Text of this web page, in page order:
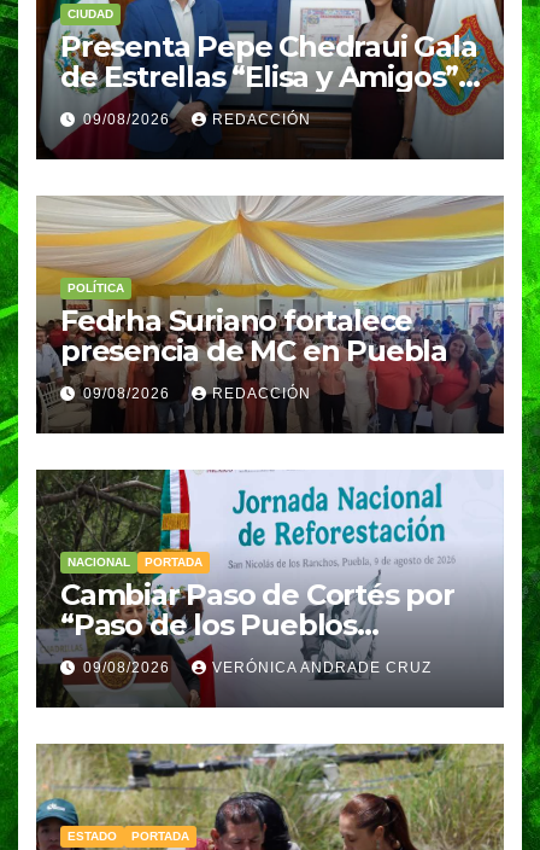
CIUDAD
Presenta Pepe Chedraui Gala
de Estrellas “Elisa y Amigos”
para fortalecer el acceso a la
cultura en Puebla capital
09/08/2026 REDACCIÓN
POLÍTICA
Fedrha Suriano fortalece
presencia de MC en Puebla
09/08/2026 REDACCIÓN
NACIONAL PORTADA
Cambiar Paso de Cortés por
“Paso de los Pueblos
Indígenas” plantea
Sheinbaum
09/08/2026 VERÓNICA ANDRADE CRUZ
ESTADO PORTADA